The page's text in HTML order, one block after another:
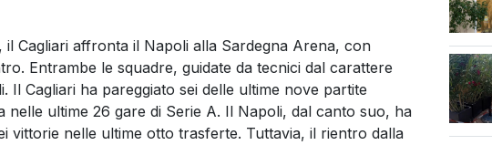
il Cagliari affronta il Napoli alla Sardegna Arena, con
Entrambe le squadre, guidate da tecnici dal carattere
Il Cagliari ha pareggiato sei delle ultime nove partite
nelle ultime 26 gare di Serie A. Il Napoli, dal canto suo, ha
vittorie nelle ultime otto trasferte. Tuttavia, il rientro dalla